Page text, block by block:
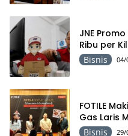
JNE
Ribu per
Bisnis 04/
FOTILE
Gas Laris
Bisnis 29/